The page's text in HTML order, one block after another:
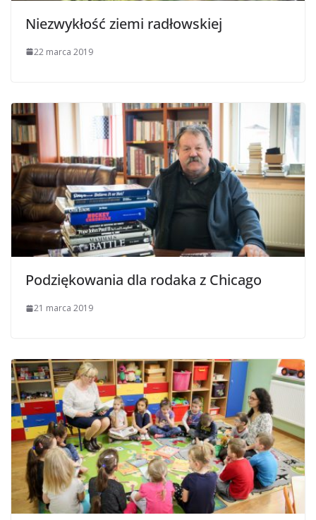
Niezwykłość ziemi radłowskiej
22 marca 2019
Podziękowania dla rodaka z Chicago
21 marca 2019